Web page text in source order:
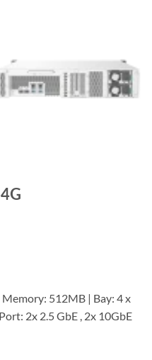
512MB | Bay: 4 x
2x 2.5 GbE , 2x 10GbE